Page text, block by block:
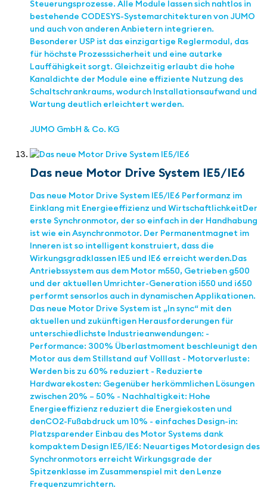
Steuerungsprozesse. Alle Module lassen sich nahtlos in
bestehende CODESYS-Systemarchitekturen von JUMO
und auch von anderen Anbietern integrieren.
Besonderer USP ist das einzigartige Reglermodul, das
für höchste Prozesssicherheit und eine autarke
Lauffähigkeit sorgt. Gleichzeitig erlaubt die hohe
Kanaldichte der Module eine effiziente Nutzung des
Schaltschrankraums, wodurch Installationsaufwand und
Wartung deutlich erleichtert werden.
JUMO GmbH & Co. KG
Das neue Motor Drive System IE5/IE6
Das neue Motor Drive System IE5/IE6 Performanz im
Einklang mit Energieeffizienz und Wirtschaftlichkeit ​Der
erste Synchronmotor, der so einfach in der Handhabung
ist wie ein ​Asynchronmotor. Der Permanentmagnet im
Inneren ist so intelligent konstruiert,​ dass die
Wirkungsgradklassen IE5 und IE6 erreicht werden.​ Das
Antriebssystem aus dem Motor m550, Getrieben g500
und der aktuellen Umrichter-Generation i550 und i650
performt sensorlos auch in dynamischen Applikationen. ​
Das neue Motor Drive System ist „In sync“ mit den
aktuellen und zukünftigen Herausforderungen für
unterschiedlichste Industrieanwendungen: -
Performance: 300% Überlastmoment beschleunigt den
Motor aus dem Stillstand auf Volllast - Motorverluste:
Werden bis zu 60% reduziert - Reduzierte
Hardwarekosten: Gegenüber herkömmlichen Lösungen
zwischen 20% – 50% ​ - Nachhaltigkeit: Hohe
Energieeffizienz reduziert die Energiekosten und
denCO2-Fußabdruck um 10% - einfaches Design-in:
Platzsparender Einbau des Motor Systems dank
kompaktem Design IE5/IE6: Neuartiges Motordesign des
Synchronmotors erreicht Wirkungsgrade der
Spitzenklasse im Zusammenspiel mit den Lenze
Frequenzumrichtern.